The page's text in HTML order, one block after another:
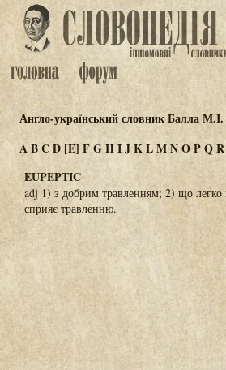
Англо-український словник Балла М.І.
ABCD[E] FGHIJKLMNOPQR
EUPEPTIC
adj 1) з добрим травленням; 2) що легко
сприяє травленню.